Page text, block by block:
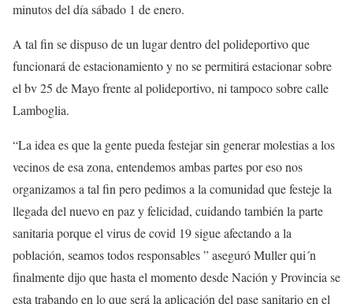
minutos del día sábado 1 de enero.
A tal fin se dispuso de un lugar dentro del polideportivo que
funcionará de estacionamiento y no se permitirá estacionar sobre
el bv 25 de Mayo frente al polideportivo, ni tampoco sobre calle
Lamboglia.
“La idea es que la gente pueda festejar sin generar molestias a los
vecinos de esa zona, entendemos ambas partes por eso nos
organizamos a tal fin pero pedimos a la comunidad que festeje la
llegada del nuevo en paz y felicidad, cuidando también la parte
sanitaria porque el virus de covid 19 sigue afectando a la
población, seamos todos responsables ” aseguró Muller qui´n
finalmente dijo que hasta el momento desde Nación y Provincia se
esta trabando en lo que será la aplicación del pase sanitario en el